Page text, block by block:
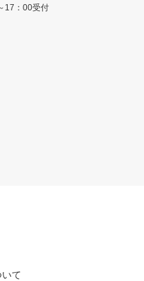
17：00受付
て